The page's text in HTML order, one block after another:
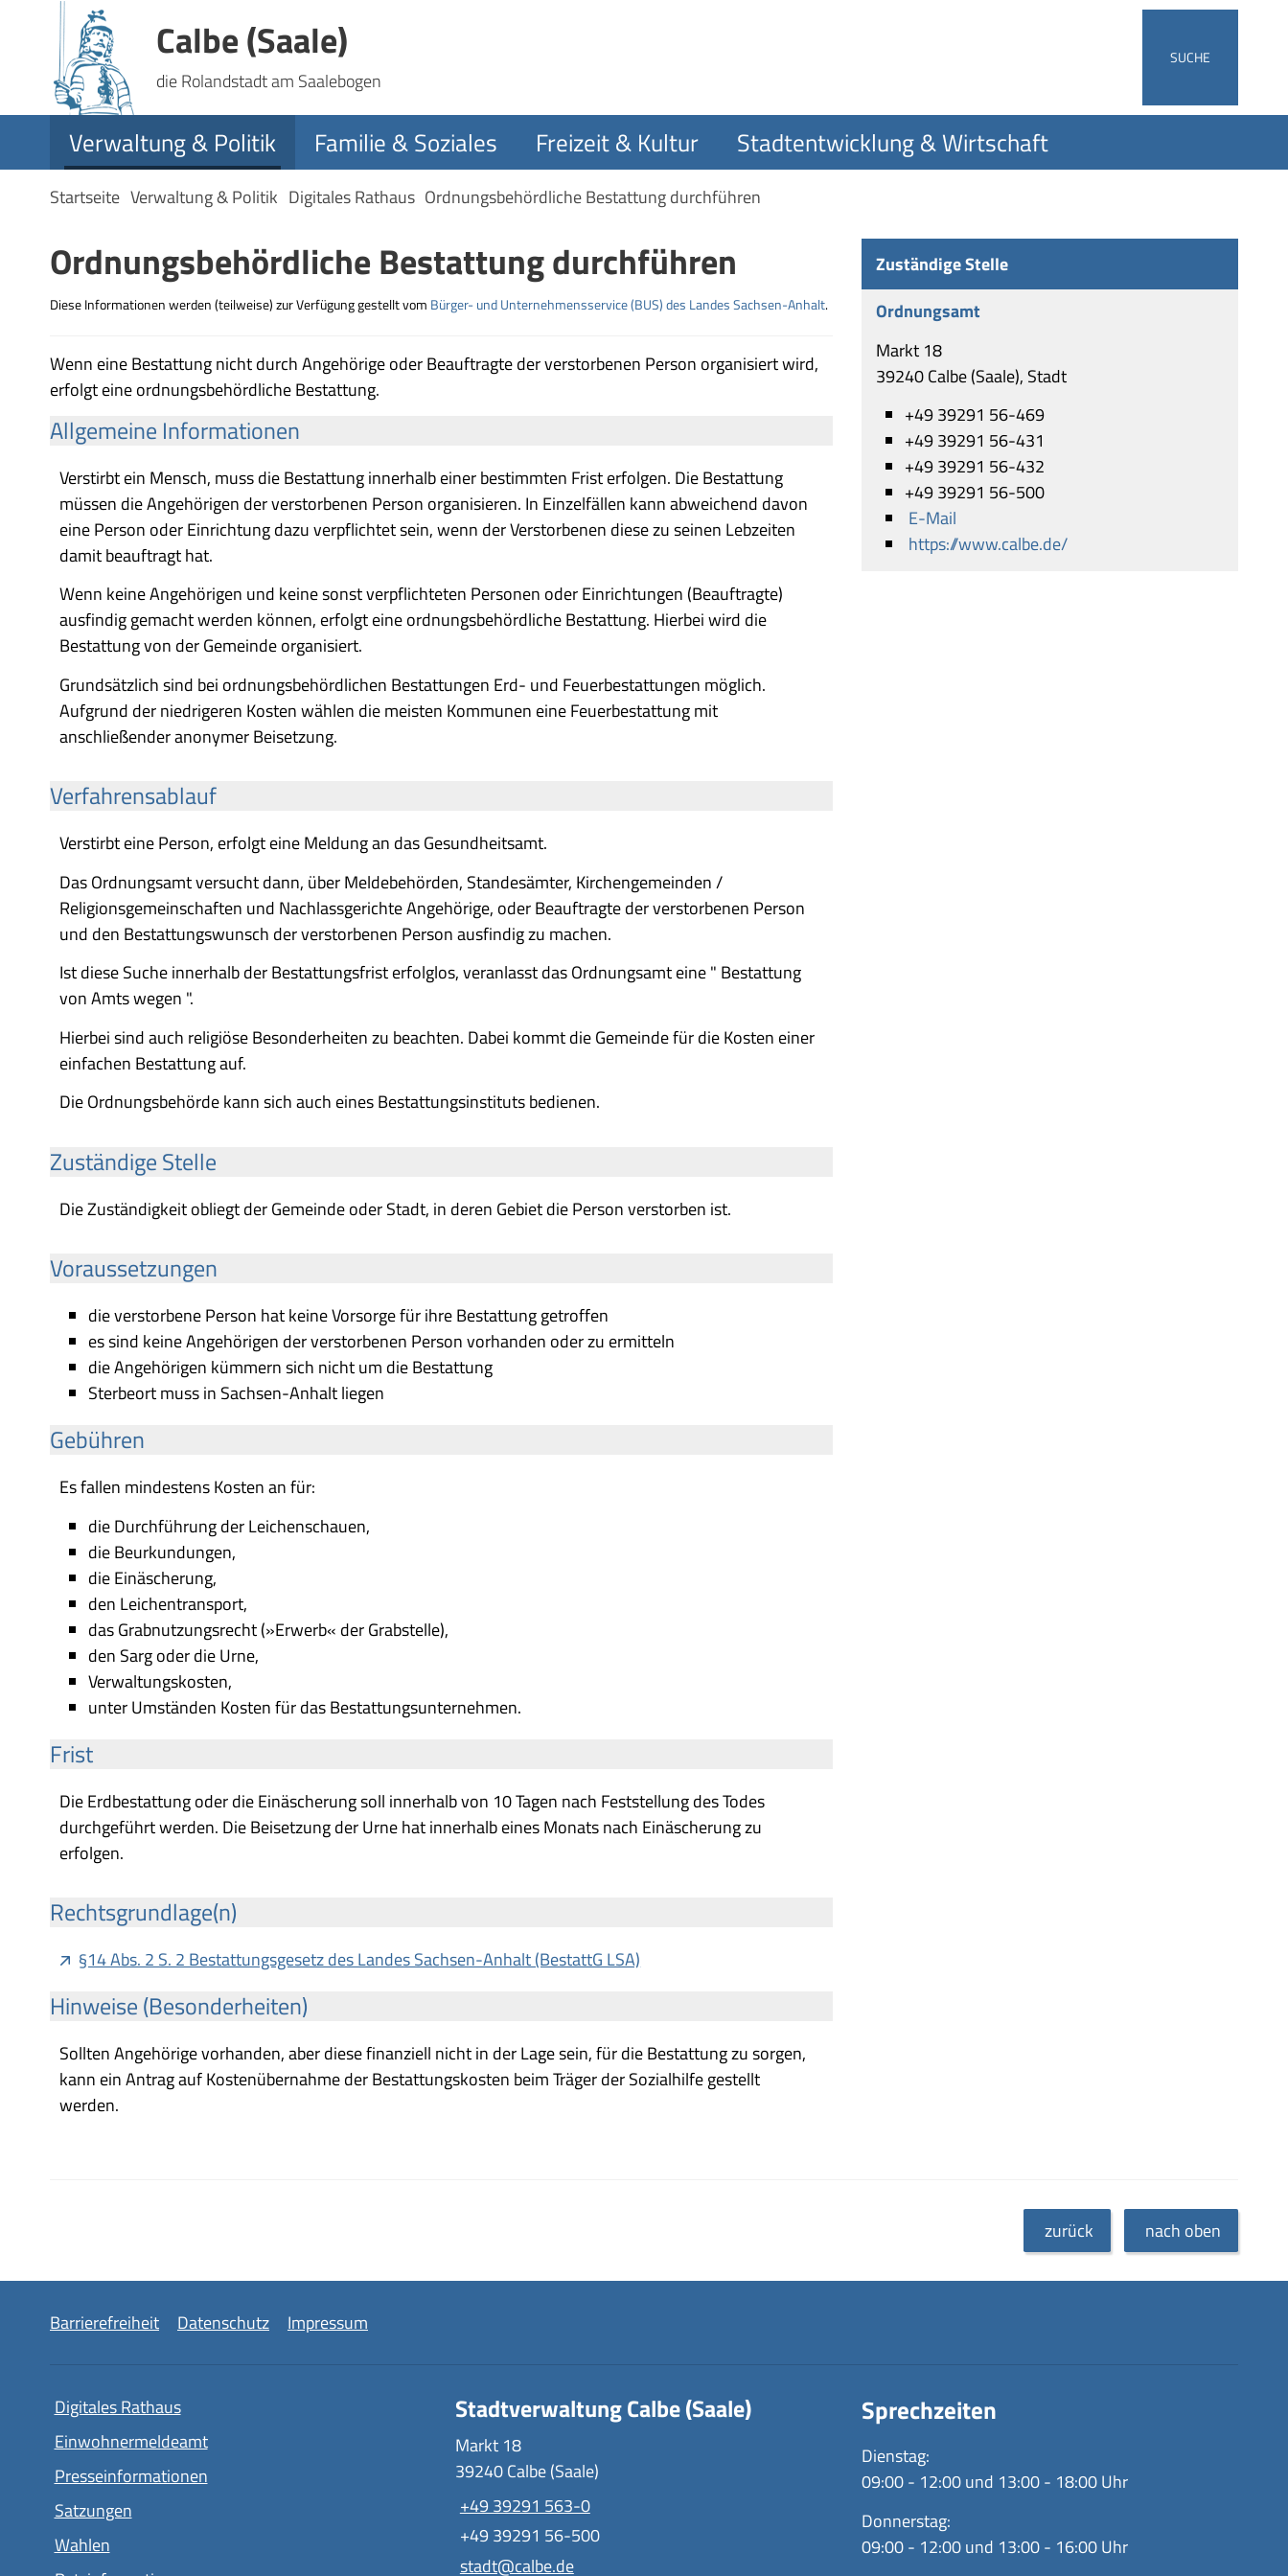
Calbe (Saale)
die Rolandstadt am Saalebogen
SUCHE
Verwaltung & Politik Familie & Soziales Freizeit & Kultur Stadtentwicklung & Wirtschaft
Startseite Verwaltung & Politik Digitales Rathaus Ordnungsbehördliche Bestattung durchführen
Ordnungsbehördliche Bestattung durchführen
Diese Informationen werden (teilweise) zur Verfügung gestellt vom Bürger- und Unternehmensservice (BUS) des Landes Sachsen-Anhalt.
Wenn eine Bestattung nicht durch Angehörige oder Beauftragte der verstorbenen Person organisiert wird,
erfolgt eine ordnungsbehördliche Bestattung.
Allgemeine Informationen
Verstirbt ein Mensch, muss die Bestattung innerhalb einer bestimmten Frist erfolgen. Die Bestattung
müssen die Angehörigen der verstorbenen Person organisieren. In Einzelfällen kann abweichend davon
eine Person oder Einrichtung dazu verpflichtet sein, wenn der Verstorbenen diese zu seinen Lebzeiten
damit beauftragt hat.
Wenn keine Angehörigen und keine sonst verpflichteten Personen oder Einrichtungen (Beauftragte)
ausfindig gemacht werden können, erfolgt eine ordnungsbehördliche Bestattung. Hierbei wird die
Bestattung von der Gemeinde organisiert.
Grundsätzlich sind bei ordnungsbehördlichen Bestattungen Erd- und Feuerbestattungen möglich.
Aufgrund der niedrigeren Kosten wählen die meisten Kommunen eine Feuerbestattung mit
anschließender anonymer Beisetzung.
Verfahrensablauf
Verstirbt eine Person, erfolgt eine Meldung an das Gesundheitsamt.
Das Ordnungsamt versucht dann, über Meldebehörden, Standesämter, Kirchengemeinden /
Religionsgemeinschaften und Nachlassgerichte Angehörige, oder Beauftragte der verstorbenen Person
und den Bestattungswunsch der verstorbenen Person ausfindig zu machen.
Ist diese Suche innerhalb der Bestattungsfrist erfolglos, veranlasst das Ordnungsamt eine " Bestattung
von Amts wegen ".
Hierbei sind auch religiöse Besonderheiten zu beachten. Dabei kommt die Gemeinde für die Kosten einer
einfachen Bestattung auf.
Die Ordnungsbehörde kann sich auch eines Bestattungsinstituts bedienen.
Zuständige Stelle
Die Zuständigkeit obliegt der Gemeinde oder Stadt, in deren Gebiet die Person verstorben ist.
Voraussetzungen
die verstorbene Person hat keine Vorsorge für ihre Bestattung getroffen
es sind keine Angehörigen der verstorbenen Person vorhanden oder zu ermitteln
die Angehörigen kümmern sich nicht um die Bestattung
Sterbeort muss in Sachsen-Anhalt liegen
Gebühren
Es fallen mindestens Kosten an für:
die Durchführung der Leichenschauen,
die Beurkundungen,
die Einäscherung,
den Leichentransport,
das Grabnutzungsrecht (»Erwerb« der Grabstelle),
den Sarg oder die Urne,
Verwaltungskosten,
unter Umständen Kosten für das Bestattungsunternehmen.
Frist
Die Erdbestattung oder die Einäscherung soll innerhalb von 10 Tagen nach Feststellung des Todes
durchgeführt werden. Die Beisetzung der Urne hat innerhalb eines Monats nach Einäscherung zu
erfolgen.
Rechtsgrundlage(n)
§14 Abs. 2 S. 2 Bestattungsgesetz des Landes Sachsen-Anhalt (BestattG LSA)
Hinweise (Besonderheiten)
Sollten Angehörige vorhanden, aber diese finanziell nicht in der Lage sein, für die Bestattung zu sorgen,
kann ein Antrag auf Kostenübernahme der Bestattungskosten beim Träger der Sozialhilfe gestellt
werden.
Zuständige Stelle
Ordnungsamt
Markt 18
39240 Calbe (Saale), Stadt
+49 39291 56-469
+49 39291 56-431
+49 39291 56-432
+49 39291 56-500
E-Mail
https://www.calbe.de/
zurück nach oben
Barrierefreiheit Datenschutz Impressum
Digitales Rathaus
Einwohnermeldeamt
Presseinformationen
Satzungen
Wahlen
Stadtverwaltung Calbe (Saale)
Markt 18
39240 Calbe (Saale)
+49 39291 563-0
+49 39291 56-500
stadt@calbe.de
Sprechzeiten
Dienstag:
09:00 - 12:00 und 13:00 - 18:00 Uhr
Donnerstag:
09:00 - 12:00 und 13:00 - 16:00 Uhr